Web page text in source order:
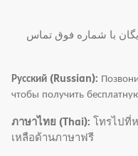
با شماره فوق تماس
Русский (Russian):
чтобы получить
ภาษาไทย (Thai): โทรไปที่
เหลือด้านภาษาฟรี